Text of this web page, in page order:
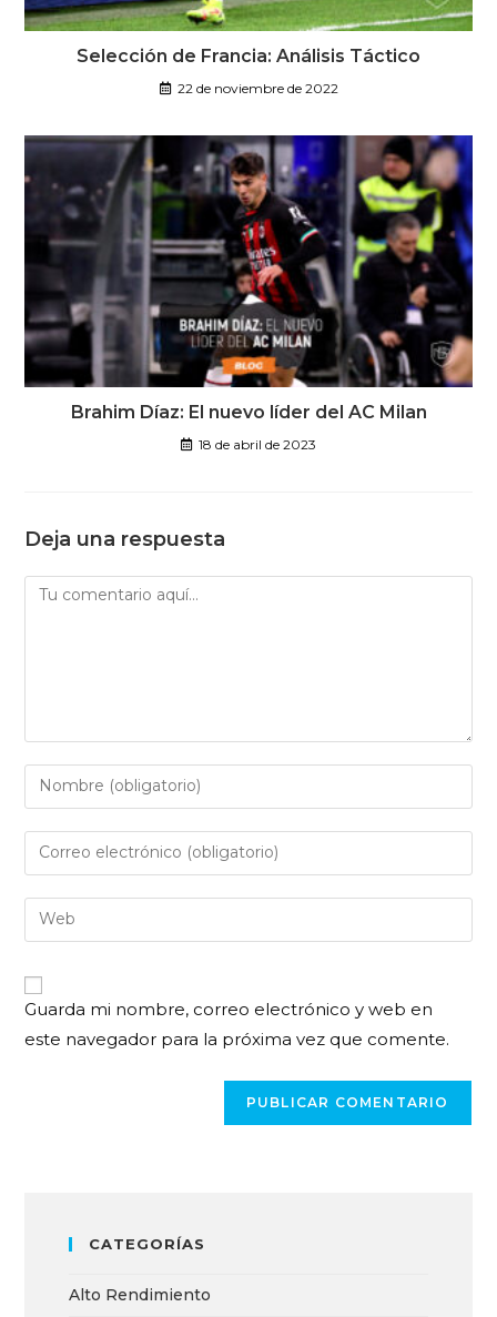
Selección de Francia: Análisis Táctico
22 de noviembre de 2022
Brahim Díaz: El nuevo líder del AC Milan
18 de abril de 2023
Deja una respuesta
Guarda mi nombre, correo electrónico y web en
este navegador para la próxima vez que comente.
CATEGORÍAS
Alto Rendimiento